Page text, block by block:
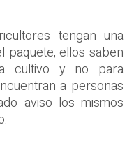
tengan una
paquete, ellos saben
cultivo y no para
a personas
aviso los mismos